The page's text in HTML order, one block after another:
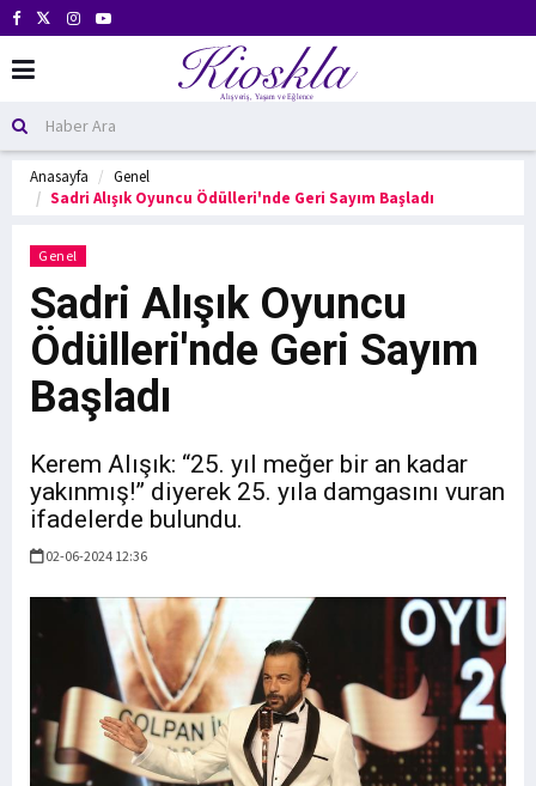
Anasayfa
Genel
Sadri Alışık Oyuncu Ödülleri'nde Geri Sayım Başladı
Genel
Sadri Alışık Oyuncu
Ödülleri'nde Geri Sayım
Başladı
Kerem Alışık: “25. yıl meğer bir an kadar
yakınmış!” diyerek 25. yıla damgasını vuran
ifadelerde bulundu.
02-06-2024 12:36